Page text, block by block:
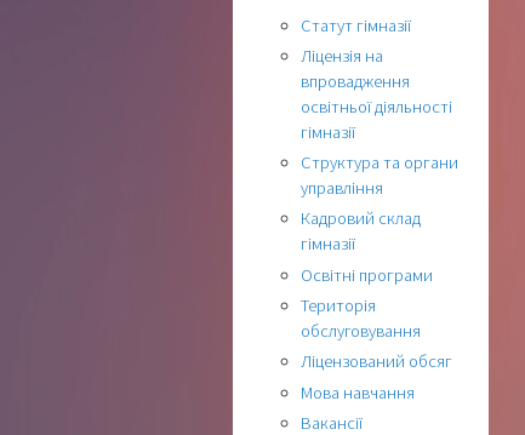
Статут гімназії
Ліцензія на
впровадження
освітньої діяльності
гімназії
Структура та органи
управління
Кадровий склад
гімназії
Освітні програми
Територія
обслуговування
Ліцензований обсяг
Мова навчання
Вакансії